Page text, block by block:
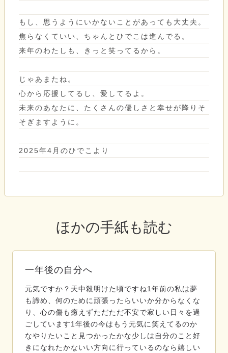
もし、思うようにいかないことがあっても大丈夫。
焦らなくていい、ちゃんとひでこは進んでる。
来年のわたしも、きっと笑ってるから。
じゃあまたね。
心から応援してるし、愛してるよ。
未来のあなたに、たくさんの優しさと幸せが降りそ
そぎますように。
2025年4月のひでこより
ほかの手紙も読む
一年後の自分へ
元気ですか？天中殺明けた頃ですね1年前の私は夢
も諦め、何のために頑張ったらいいか分からなくな
り、心の傷も癒えずただただ不安で寂しい日々を過
ごしています1年後の今はもう元気に笑えてるのか
なやりたいこと見つかったかな少しは自分のこと好
きになれたかないい方向に行っているのなら嬉しい